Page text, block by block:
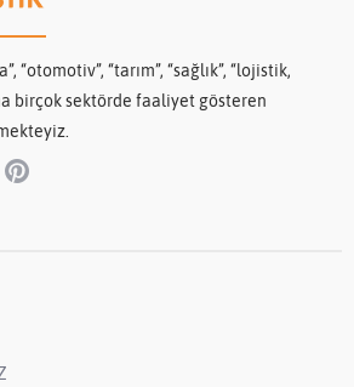
“otomotiv”, “tarım”, “sağlık”, “lojistik,
birçok sektörde faaliyet gösteren